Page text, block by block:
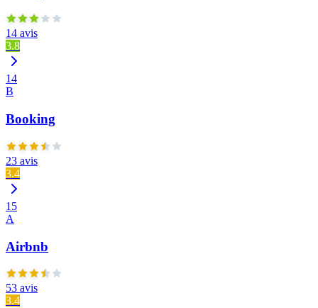
14 avis
3.8
14
B
Booking
23 avis
3.4
15
A
Airbnb
53 avis
3.4